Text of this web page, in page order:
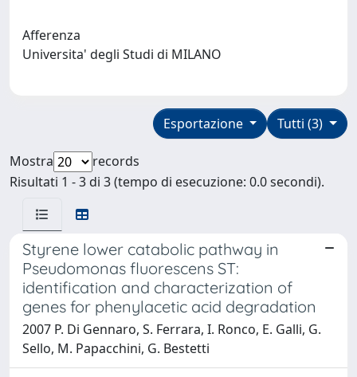
Afferenza
Universita' degli Studi di MILANO
Tutti (3)
Esportazione
Mostra
records
Risultati 1 - 3 di 3 (tempo di esecuzione: 0.0 secondi).
Styrene lower catabolic pathway in
Pseudomonas fluorescens ST:
identification and characterization of
genes for phenylacetic acid degradation
2007 P. Di Gennaro, S. Ferrara, I. Ronco, E. Galli, G.
Sello, M. Papacchini, G. Bestetti